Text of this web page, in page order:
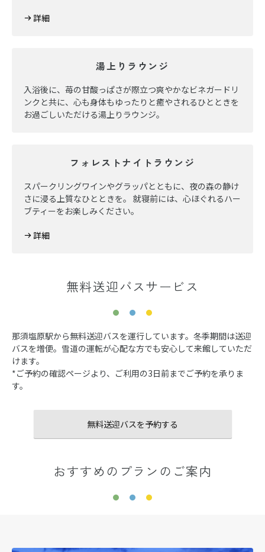
詳細
湯上りラウンジ
入浴後に、苺の甘酸っぱさが際立つ爽やかなビネガードリ
ンクと共に、心も身体もゆったりと癒やされるひとときを
お過ごしいただける湯上りラウンジ。
フォレストナイトラウンジ
スパークリングワインやグラッパとともに、夜の森の静け
さに浸る上質なひとときを。 就寝前には、心ほぐれるハー
ブティーをお楽しみください。
詳細
無料送迎バスサービス
那須塩原駅から無料送迎バスを運行しています。冬季期間は送迎
バスを増便。雪道の運転が心配な方でも安心して来館していただ
けます。
*ご予約の確認ページより、ご利用の3日前までご予約を承りま
す。
無料送迎バスを予約する
おすすめのプランのご案内